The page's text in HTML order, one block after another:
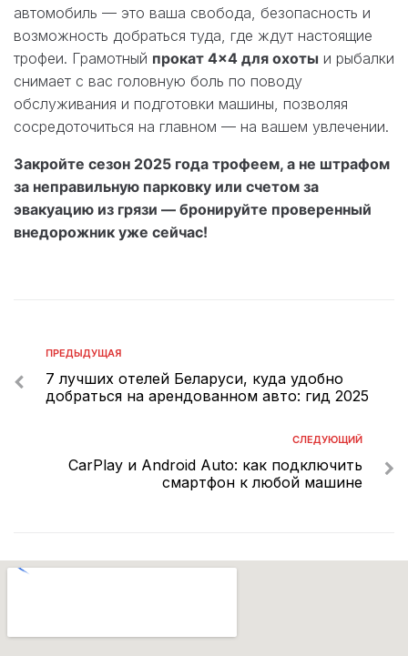
автомобиль — это ваша свобода, безопасность и
возможность добраться туда, где ждут настоящие
трофеи. Грамотный прокат 4×4 для охоты и рыбалки
снимает с вас головную боль по поводу
обслуживания и подготовки машины, позволяя
сосредоточиться на главном — на вашем увлечении.
Закройте сезон 2025 года трофеем, а не штрафом
за неправильную парковку или счетом за
эвакуацию из грязи — бронируйте проверенный
внедорожник уже сейчас!
ПРЕДЫДУЩАЯ
7 лучших отелей Беларуси, куда удобно
добраться на арендованном авто: гид 2025
СЛЕДУЮЩИЙ
CarPlay и Android Auto: как подключить
смартфон к любой машине